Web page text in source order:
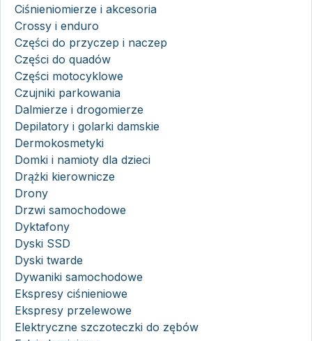
Ciśnieniomierze i akcesoria
Crossy i enduro
Części do przyczep i naczep
Części do quadów
Części motocyklowe
Czujniki parkowania
Dalmierze i drogomierze
Depilatory i golarki damskie
Dermokosmetyki
Domki i namioty dla dzieci
Drążki kierownicze
Drony
Drzwi samochodowe
Dyktafony
Dyski SSD
Dyski twarde
Dywaniki samochodowe
Ekspresy ciśnieniowe
Ekspresy przelewowe
Elektryczne szczoteczki do zębów